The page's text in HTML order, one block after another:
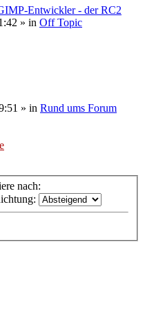
Entwickler - der RC2
» in Off Topic
» in Rund ums Forum
nach: